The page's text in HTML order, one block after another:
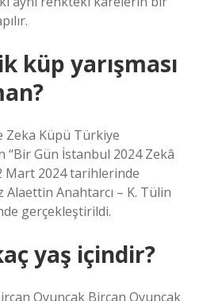
küp yarışması
Zeka Küpü Türkiye
“Bir Gün İstanbul 2024 Zekâ
Mart 2024 tarihlerinde
Alaettin Anahtarcı – K. Tülin
gerçekleştirildi.
yaş içindir?
Oyuncak Bircan Oyuncak